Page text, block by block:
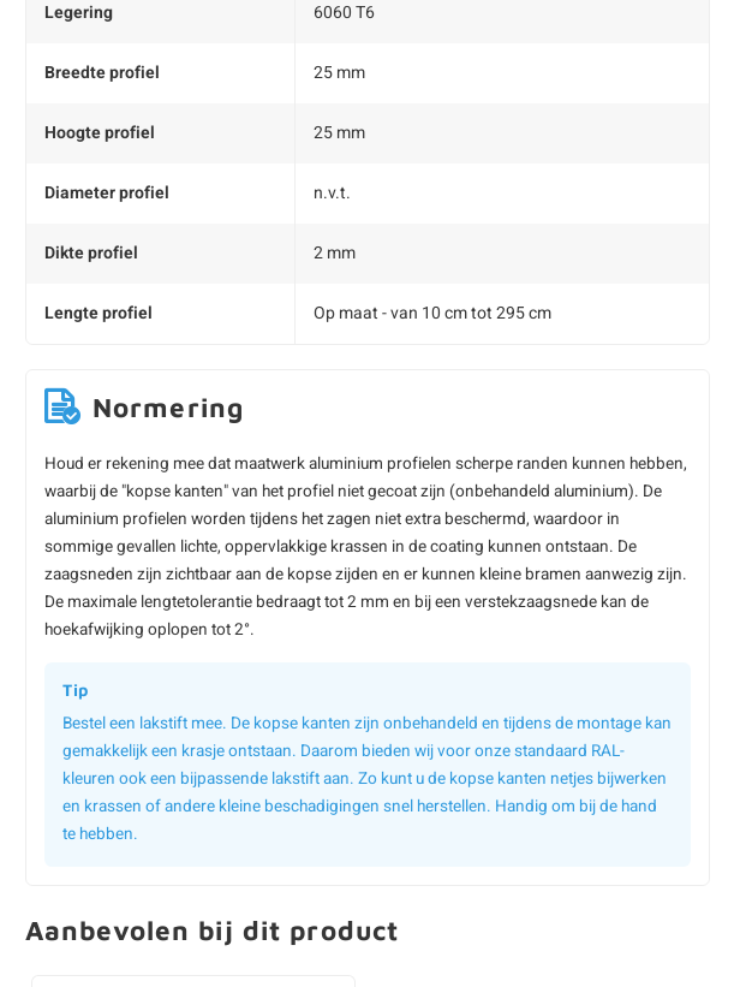
Legering 6060 T6
Breedte profiel 25 mm
Hoogte profiel 25 mm
Diameter profiel n.v.t.
Dikte profiel 2 mm
Lengte profiel Op maat - van 10 cm tot 295 cm
Normering
Houd er rekening mee dat maatwerk aluminium profielen scherpe randen kunnen hebben,
waarbij de "kopse kanten" van het profiel niet gecoat zijn (onbehandeld aluminium). De
aluminium profielen worden tijdens het zagen niet extra beschermd, waardoor in
sommige gevallen lichte, oppervlakkige krassen in de coating kunnen ontstaan. De
zaagsneden zijn zichtbaar aan de kopse zijden en er kunnen kleine bramen aanwezig zijn.
De maximale lengtetolerantie bedraagt tot 2 mm en bij een verstekzaagsnede kan de
hoekafwijking oplopen tot 2°.
Tip
Bestel een lakstift mee. De kopse kanten zijn onbehandeld en tijdens de montage kan
gemakkelijk een krasje ontstaan. Daarom bieden wij voor onze standaard RAL-
kleuren ook een bijpassende lakstift aan. Zo kunt u de kopse kanten netjes bijwerken
en krassen of andere kleine beschadigingen snel herstellen. Handig om bij de hand
te hebben.
Aanbevolen bij dit product